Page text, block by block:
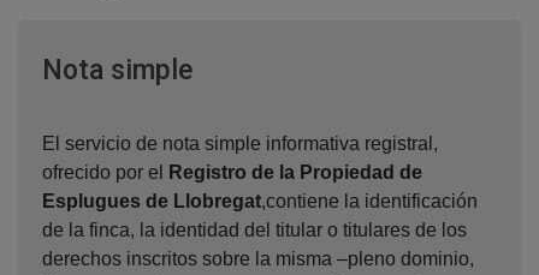
Nota simpleVentana nueva
El servicio de nota simple informativa registral,
ofrecido por el
Registro de la Propiedad de
Esplugues de Llobregat,contiene la identificación
de la finca, la identidad del titular o titulares de los
derechos inscritos sobre la misma –pleno dominio,